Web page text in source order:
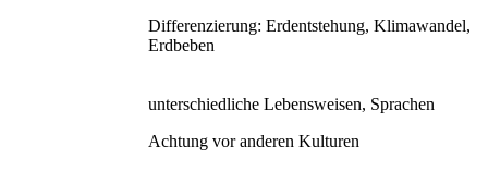
Differenzierung: Erdentstehung, Klimawandel,
Erdbeben
unterschiedliche Lebensweisen, Sprachen
Achtung vor anderen Kulturen